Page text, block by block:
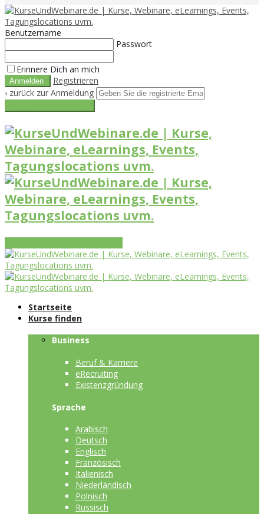
Benutzername
Passwort
Erinnere Dich an mich
Registrieren
‹ zurück zur Anmeldung
Startseite
Kurse finden
Business
Beruf & Karriere
eRecruiting
Existenzgründung
Sprache
Arabisch
Deutsch
Englisch
Französisch
Italienisch
Niederländisch
Polnisch
Russisch